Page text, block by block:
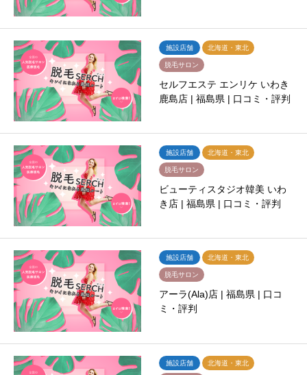
施設店舗 北海道・東北
脱毛サロン
セルフエステ エンリケ いわき
鹿島店 | 福島県 | 口コミ・評判
施設店舗 北海道・東北
脱毛サロン
ビューティスタジオ韓美 いわ
き店 | 福島県 | 口コミ・評判
施設店舗 北海道・東北
脱毛サロン
アーラ(Ala)店 | 福島県 | 口コ
ミ・評判
施設店舗 北海道・東北